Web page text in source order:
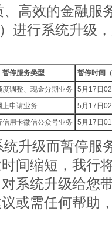
高效的金融服
进行系统升级
暂停服务类型
暂停时间
度调整、现金分期业务
5月17日
上申请业务
5月17日
信用卡微信公众号业务
5月17日
升级而暂停服
间缩短，我行
系统升级给您
或需任何帮助